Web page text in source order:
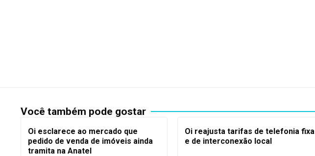
Você também pode gostar
Oi esclarece ao mercado que
pedido de venda de imóveis ainda
tramita na Anatel
Oi reajusta tarifas de telefonia fixa
e de interconexão local